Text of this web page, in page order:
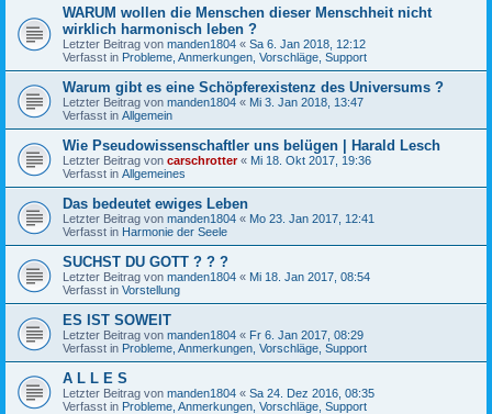
WARUM wollen die Menschen dieser Menschheit nicht
wirklich harmonisch leben ?
Letzter Beitrag von manden1804 « Sa 6. Jan 2018, 12:12
Verfasst in Probleme, Anmerkungen, Vorschläge, Support
Warum gibt es eine Schöpferexistenz des Universums ?
Letzter Beitrag von manden1804 « Mi 3. Jan 2018, 13:47
Verfasst in Allgemein
Wie Pseudowissenschaftler uns belügen | Harald Lesch
Letzter Beitrag von carschrotter« Mi 18. Okt 2017, 19:36
Verfasst in Allgemeines
Das bedeutet ewiges Leben
Letzter Beitrag von manden1804 « Mo 23. Jan 2017, 12:41
Verfasst in Harmonie der Seele
SUCHST DU GOTT ? ? ?
Letzter Beitrag von manden1804 « Mi 18. Jan 2017, 08:54
Verfasst in Vorstellung
ES IST SOWEIT
Letzter Beitrag von manden1804 « Fr 6. Jan 2017, 08:29
Verfasst in Probleme, Anmerkungen, Vorschläge, Support
A L L E S
Letzter Beitrag von manden1804 « Sa 24. Dez 2016, 08:35
Verfasst in Probleme, Anmerkungen, Vorschläge, Support